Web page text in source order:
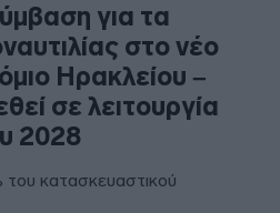
για τα
στο νέο
Ηρακλείου –
σε λειτουργία
2028
κατασκευαστικού